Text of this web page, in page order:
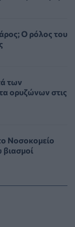
με σπάνιο
ατομικής
Ο ρόλος του
των
ορυζώνων στις
Νοσοκομείο